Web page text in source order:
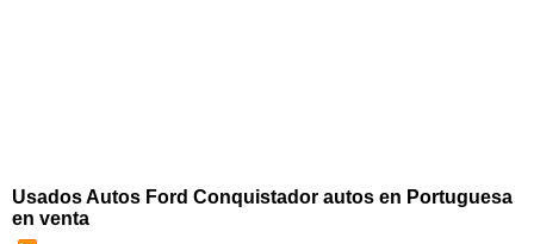
Usados Autos Ford Conquistador autos en Portuguesa
en venta